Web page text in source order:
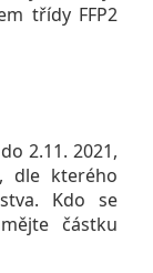
třídy FFP2
2.11. 2021,
dle kterého
Kdo se
částku